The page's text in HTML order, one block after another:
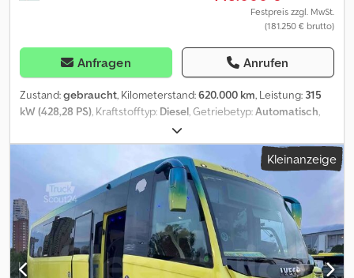
Festpreis zzgl. MwSt.
(181.250 € brutto)
Anfragen Anrufen
Zustand:gebraucht, Kilometerstand:620.000 km, Leistung: 315
kW (428,28 PS), Kraftstofftyp: Diesel, Getriebetyp:Automatisch,
, Radstand:
Verwendungszweck: Gütertransport Motorhubraum: 10.677 cc
Chsdpsy T Nqxsfx Afnsa zGG: 24.750 kg Äußere Maße: 13,11
Wenden Sie sich an Thomas Lund, um weitere Informationen zu
erhalten.
Kleinanzeige